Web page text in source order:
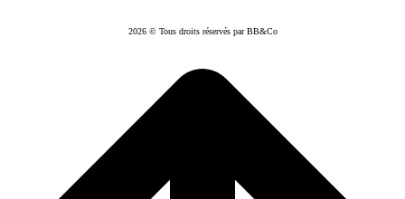
2026 © Tous droits réservés par BB&Co